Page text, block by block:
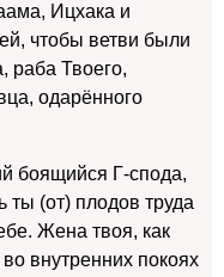
Ицхака и
чтобы ветви были
раба Твоего,
одарённого
боящийся Г-спода,
(от) плодов труда
Жена твоя, как
внутренних покоях